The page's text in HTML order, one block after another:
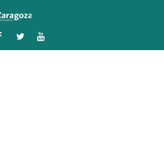
Facebook
TwitterYouTube